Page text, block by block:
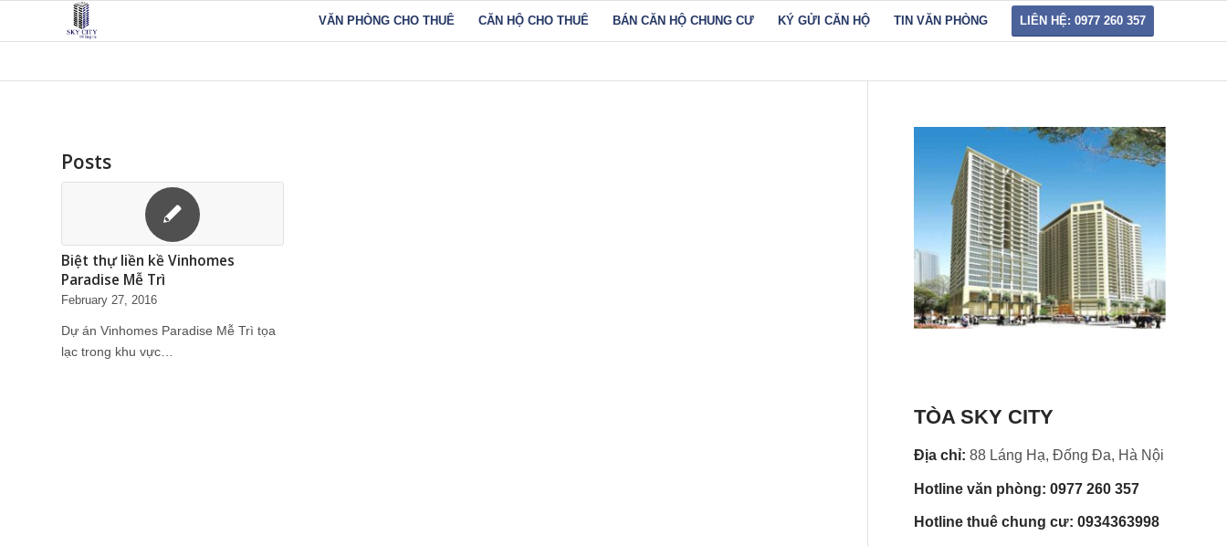
VĂN PHÒNG CHO THUÊ CĂN HỘ CHO THUÊ BÁN CĂN HỘ CHUNG CƯ KÝ GỬI CĂN HỘ TIN VĂN PHÒNG LIÊN HỆ: 0977 260 357
Posts
Biệt thự liền kề Vinhomes
Paradise Mễ Trì
February 27, 2016
Dự án Vinhomes Paradise Mễ Trì tọa
lạc trong khu vực…
TÒA SKY CITY
Địa chỉ: 88 Láng Hạ, Đống Đa, Hà Nội
Hotline văn phòng: 0977 260 357
Hotline thuê chung cư: 0934363998